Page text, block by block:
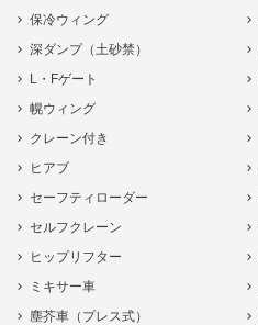
保冷ウィング
深ダンプ（土砂禁）
L・Fゲート
幌ウィング
クレーン付き
ヒアブ
セーフティローダー
セルフクレーン
ヒップリフター
ミキサー車
塵芥車（プレス式）